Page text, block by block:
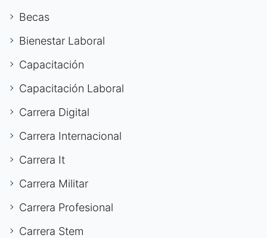
Becas
Bienestar Laboral
Capacitación
Capacitación Laboral
Carrera Digital
Carrera Internacional
Carrera It
Carrera Militar
Carrera Profesional
Carrera Stem